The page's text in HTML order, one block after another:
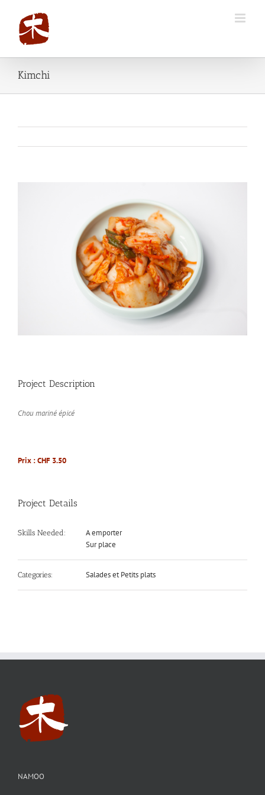
Kimchi
Project Description
Chou mariné épicé
Prix : CHF 3.50
Project Details
Skills Needed:
A emporter
Sur place
Categories: Salades et Petits plats
NAMOO